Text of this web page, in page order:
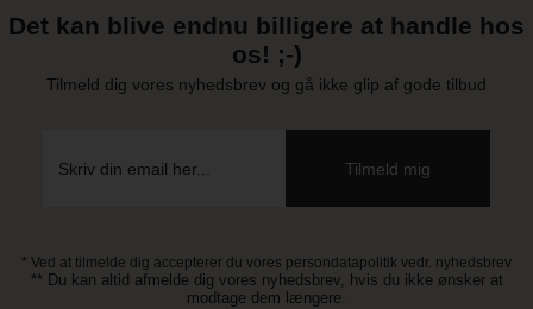
Det kan blive endnu billigere at handle hos
os! ;-)
Tilmeld dig vores nyhedsbrev og gå ikke glip af gode tilbud
* Ved at tilmelde dig accepterer du vores persondatapolitik vedr. nyhedsbrev
** Du kan altid afmelde dig vores nyhedsbrev, hvis du ikke ønsker at
modtage dem længere.